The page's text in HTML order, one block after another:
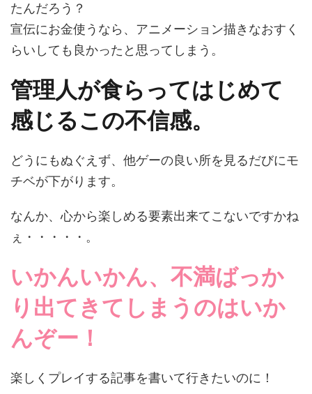
たんだろう？
宣伝にお金使うなら、アニメーション描きなおすく
らいしても良かったと思ってしまう。
管理人が食らってはじめて
感じるこの不信感。
どうにもぬぐえず、他ゲーの良い所を見るだびにモ
チベが下がります。
なんか、心から楽しめる要素出来てこないですかね
ぇ・・・・・。
いかんいかん、不満ばっか
り出てきてしまうのはいか
んぞー！
楽しくプレイする記事を書いて行きたいのに！